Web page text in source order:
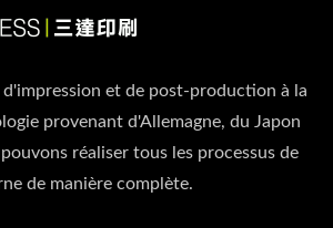
d'impression et de post-production à la
provenant d'Allemagne, du Japon
réaliser tous les processus de
de manière complète.